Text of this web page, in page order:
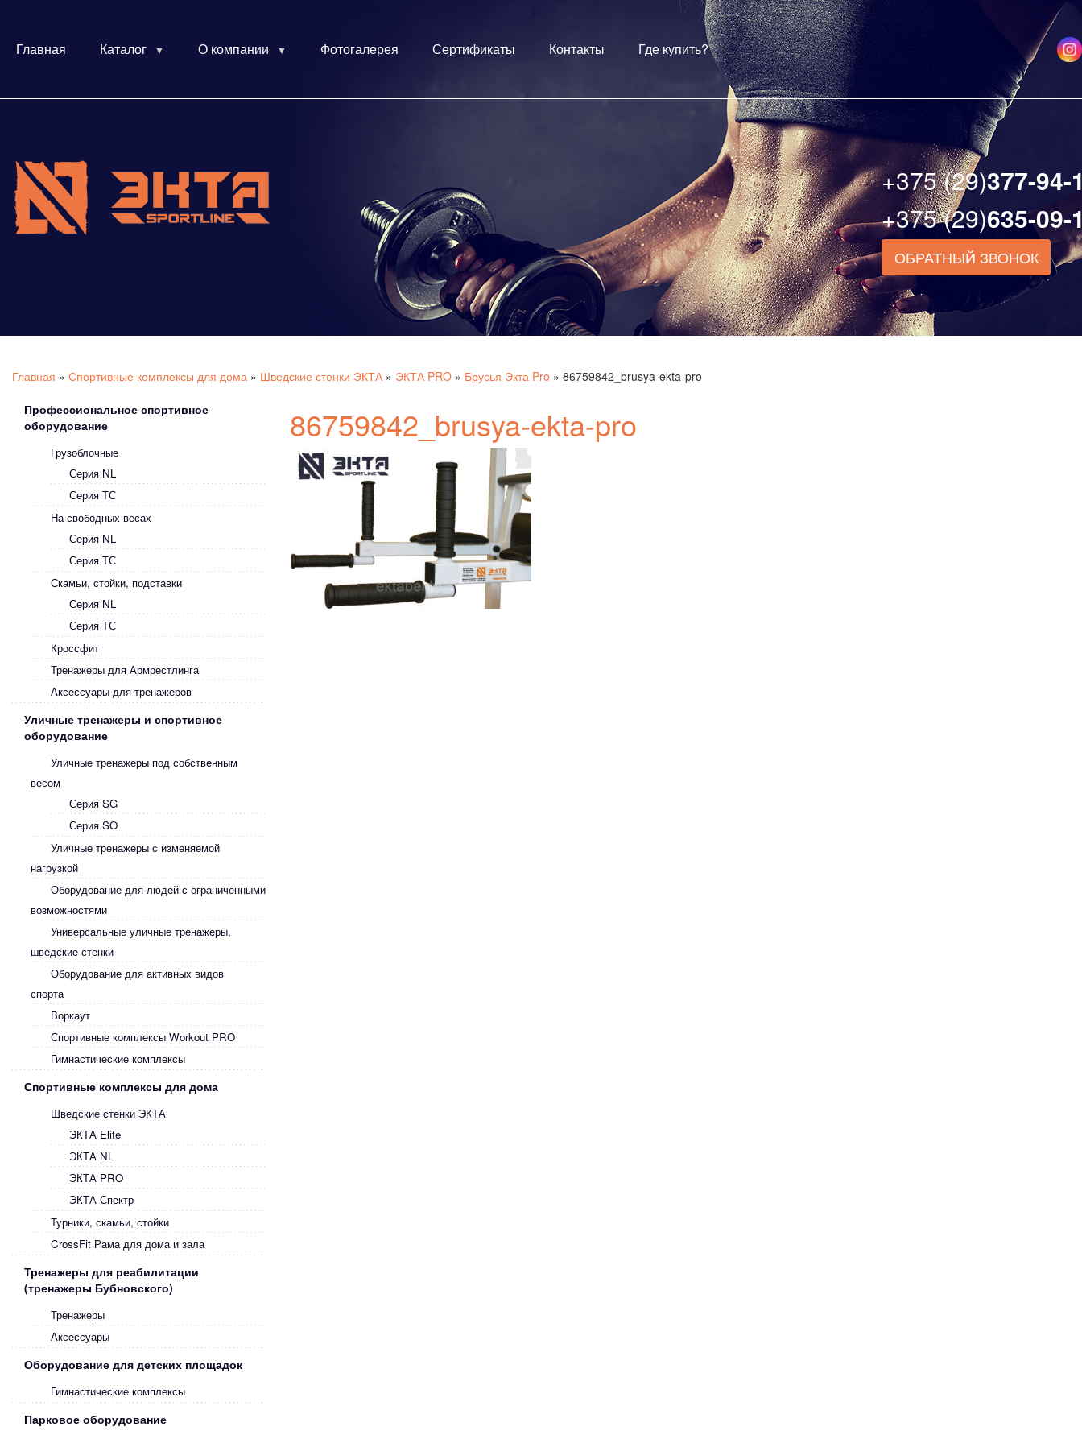
Главная Каталог О компании Фотогалерея Сертификаты Контакты Где купить?
+375 (29)377-94-
+375 (29)635-09-
ОБРАТНЫЙ ЗВОНОК
Главная » Спортивные комплексы для дома » Шведские стенки ЭКТА» ЭКТА PRO » Брусья Экта Pro » 86759842_brusya-ekta-pro
Профессиональное спортивное
оборудование
Грузоблочные
Серия NL
Серия ТС
На свободных весах
Серия NL
Серия ТС
Скамьи, стойки, подставки
Серия NL
Серия ТС
Кроссфит
Тренажеры для Армрестлинга
Аксессуары для тренажеров
Уличные тренажеры и спортивное
оборудование
Уличные тренажеры под собственным
весом
Серия SG
Серия SO
Уличные тренажеры с изменяемой
нагрузкой
Оборудование для людей с ограниченными
возможностями
Универсальные уличные тренажеры,
шведские стенки
Оборудование для активных видов
спорта
Воркаут
Спортивные комплексы Workout PRO
Гимнастические комплексы
Спортивные комплексы для дома
Шведские стенки ЭКТА
ЭКТА Elite
ЭКТА NL
ЭКТА PRO
ЭКТА Спектр
Турники, скамьи, стойки
CrossFit Рама для дома и зала
Тренажеры для реабилитации
(тренажеры Бубновского)
Тренажеры
Аксессуары
Оборудование для детских площадок
Гимнастические комплексы
Парковое оборудование
86759842_brusya-ekta-pro